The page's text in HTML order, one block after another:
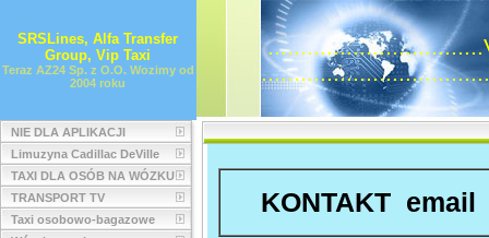
SRSLines, Alfa Transfer
Group, Vip Taxi
Teraz AZ24 Sp. z O.O. Wozimy od
2004 roku
NIE DLA APLIKACJI
Limuzyna Cadillac DeVille
TAXI DLA OSÓB NA WÓZKU
TRANSPORT TV
Taxi osobowo-bagazowe
KONTAKT